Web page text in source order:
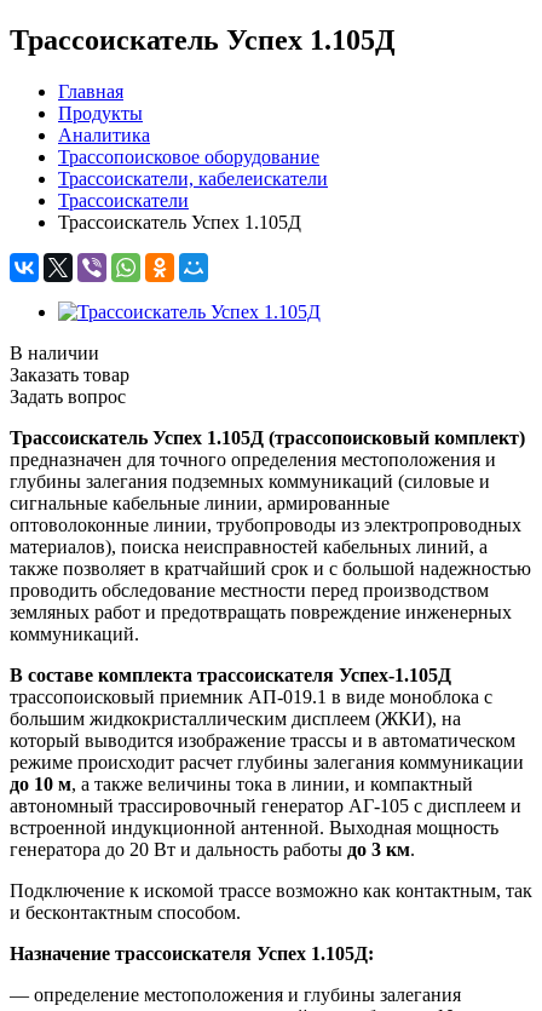
Трассоискатель Успех 1.105Д
Главная
Продукты
Аналитика
Трассопоисковое оборудование
Трассоискатели, кабелеискатели
Трассоискатели
Трассоискатель Успех 1.105Д
В наличии
Заказать товар
Задать вопрос
Трассоискатель Успех 1.105Д (трассопоисковый комплект)
предназначен для точного определения местоположения и
глубины залегания подземных коммуникаций (силовые и
сигнальные кабельные линии, армированные
оптоволоконные линии, трубопроводы из электропроводных
материалов), поиска неисправностей кабельных линий, а
также позволяет в кратчайший срок и с большой надежностью
проводить обследование местности перед производством
земляных работ и предотвращать повреждение инженерных
коммуникаций.
В составе комплекта трассоискателя Успех-1.105Д
трассопоисковый приемник АП-019.1 в виде моноблока с
большим жидкокристаллическим дисплеем (ЖКИ), на
который выводится изображение трассы и в автоматическом
режиме происходит расчет глубины залегания коммуникации
до 10 м, а также величины тока в линии, и компактный
автономный трассировочный генератор АГ-105 с дисплеем и
встроенной индукционной антенной. Выходная мощность
генератора до 20 Вт и дальность работы до 3 км.
Подключение к искомой трассе возможно как контактным, так
и бесконтактным способом.
Назначение трассоискателя Успех 1.105Д:
— определение местоположения и глубины залегания